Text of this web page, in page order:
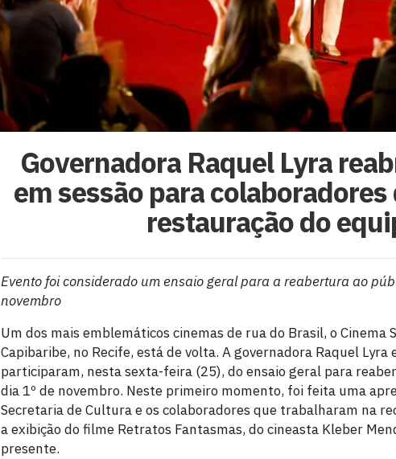
Governadora Raquel Lyra
em sessão para
restauração do
Evento foi considerado um ensaio geral para a reabertura ao
novembro
Um dos mais emblemáticos cinemas de rua do Brasil, o Cinema
Capibaribe, no Recife, está de volta. A governadora Raquel Lyra
participaram, nesta sexta-feira (25), do ensaio geral para
dia 1º de novembro. Neste primeiro momento, foi feita uma
Secretaria de Cultura e os colaboradores que trabalharam na
a exibição do filme Retratos Fantasmas, do cineasta Kleber
presente.